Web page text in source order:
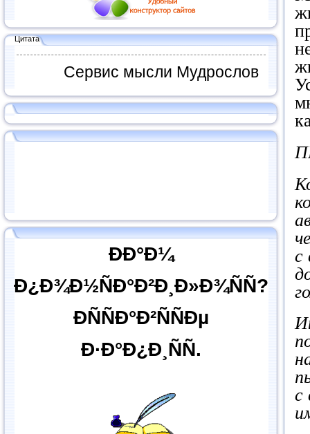
Цитата
Сервис мысли Мудрослов
ÐÐ°Ð¼
Ð¿Ð¾Ð½ÑÐ°Ð²Ð¸Ð»Ð¾ÑÑ?
ÐÑÑÐ°Ð²ÑÑÐµ
Ð·Ð°Ð¿Ð¸ÑÑ.
с
с